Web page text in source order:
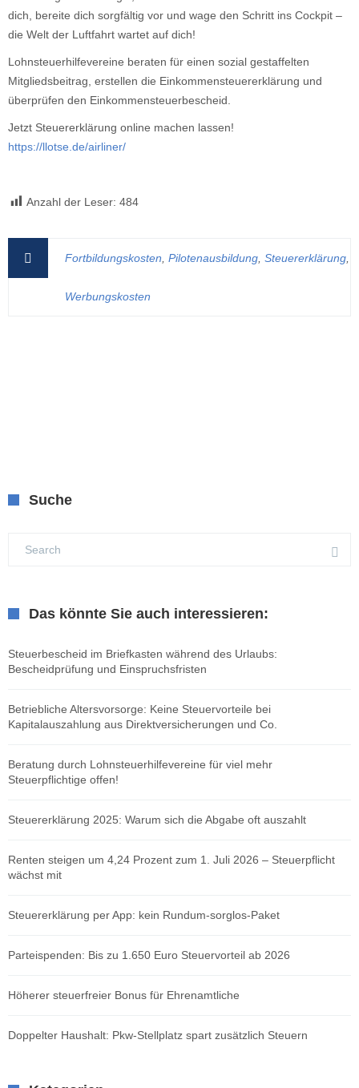
dich, bereite dich sorgfältig vor und wage den Schritt ins Cockpit –
die Welt der Luftfahrt wartet auf dich!
Lohnsteuerhilfevereine beraten für einen sozial gestaffelten
Mitgliedsbeitrag, erstellen die Einkommensteuererklärung und
überprüfen den Einkommensteuerbescheid.
Jetzt Steuererklärung online machen lassen!
https://llotse.de/airliner/
Anzahl der Leser: 484
Fortbildungskosten Pilotenausbildung Steuererklärung
Werbungskosten
Suche
Das könnte Sie auch interessieren:
Steuerbescheid im Briefkasten während des Urlaubs:
Bescheidprüfung und Einspruchsfristen
Betriebliche Altersvorsorge: Keine Steuervorteile bei
Kapitalauszahlung aus Direktversicherungen und Co.
Beratung durch Lohnsteuerhilfevereine für viel mehr
Steuerpflichtige offen!
Steuererklärung 2025: Warum sich die Abgabe oft auszahlt
Renten steigen um 4,24 Prozent zum 1. Juli 2026 – Steuerpflicht
wächst mit
Steuererklärung per App: kein Rundum-sorglos-Paket
Parteispenden: Bis zu 1.650 Euro Steuervorteil ab 2026
Höherer steuerfreier Bonus für Ehrenamtliche
Doppelter Haushalt: Pkw-Stellplatz spart zusätzlich Steuern